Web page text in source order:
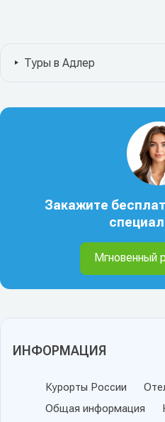
ИНФОРМАЦИЯ
Курорты России
Общая информация
Туры в Адлер
Закажите
Мгновенный